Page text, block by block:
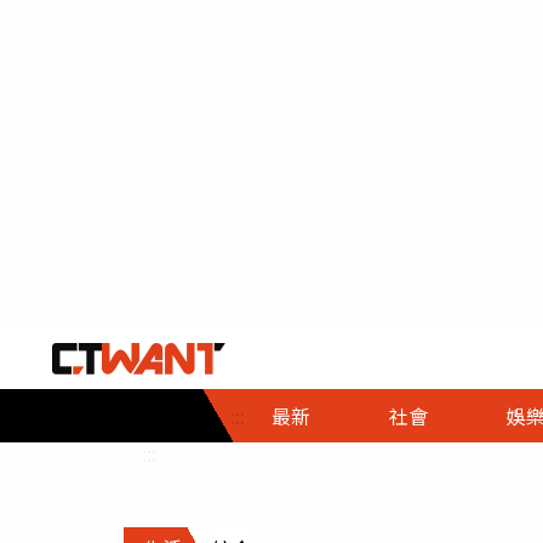
::: 最新 社會
社會首頁
時事
調查
娛樂
娛樂首頁
即時
財經首頁
熱線
政